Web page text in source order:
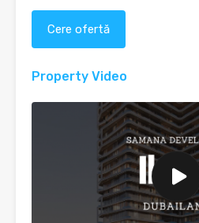
Cere ofertă
Property Video